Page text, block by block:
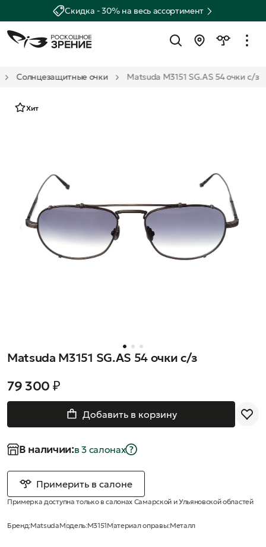
Скидка - 30% на весь ассортимент
Солнцезащитные очки Matsuda M3151 SG.AS 54 очки с/з
Хит
Matsuda M3151 SG.AS 54 очки с/з
79 300 ₽
Добавить в корзину
В наличии:в 3 салонах
Примерить в салоне
Примерка доступна только в салонах Самарской и Ульяновской областей
Бренд:MatsudaМодель:M3151Материал оправы:Металл